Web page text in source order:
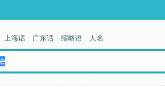
上海话 广东话 缩略语 人名